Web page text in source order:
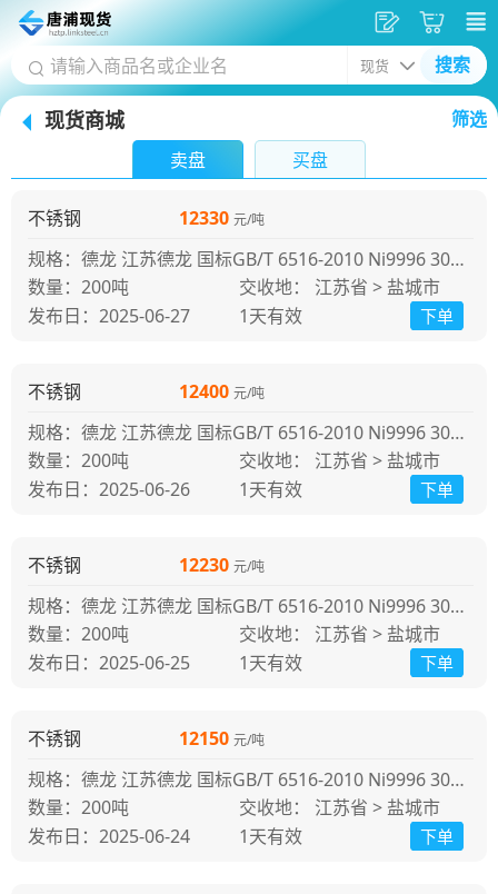
搜索
发
供
采
购
现货商城
筛选
卖盘
买盘
不锈钢 12330 元/吨
发布日：2025-06-27
规格：德龙 江苏德龙 国标GB/T 6516-2010 Ni9996 304冷轧 江苏德龙
下单
200吨
交收地： 江苏省 > 盐城市
1天有效
不锈钢 12400 元/吨
发布日：2025-06-26
规格：德龙 江苏德龙 国标GB/T 6516-2010 Ni9996 304冷轧 江苏德龙
下单
200吨
交收地： 江苏省 > 盐城市
1天有效
不锈钢 12230 元/吨
发布日：2025-06-25
规格：德龙 江苏德龙 国标GB/T 6516-2010 Ni9996 304冷轧 江苏德龙
下单
200吨
交收地： 江苏省 > 盐城市
1天有效
不锈钢 12150 元/吨
发布日：2025-06-24
规格：德龙 江苏德龙 国标GB/T 6516-2010 Ni9996 304冷轧 江苏德龙
下单
200吨
交收地： 江苏省 > 盐城市
1天有效